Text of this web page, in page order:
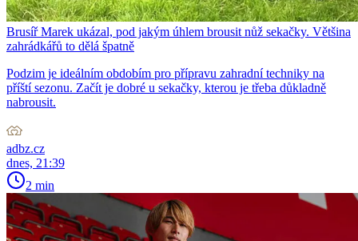
Brusíř Marek ukázal, pod jakým úhlem brousit nůž sekačky. Většina
zahrádkářů to dělá špatně
Podzim je ideálním obdobím pro přípravu zahradní techniky na
příští sezonu. Začít je dobré u sekačky, kterou je třeba důkladně
nabrousit.
adbz.cz
dnes, 21:39
2 min